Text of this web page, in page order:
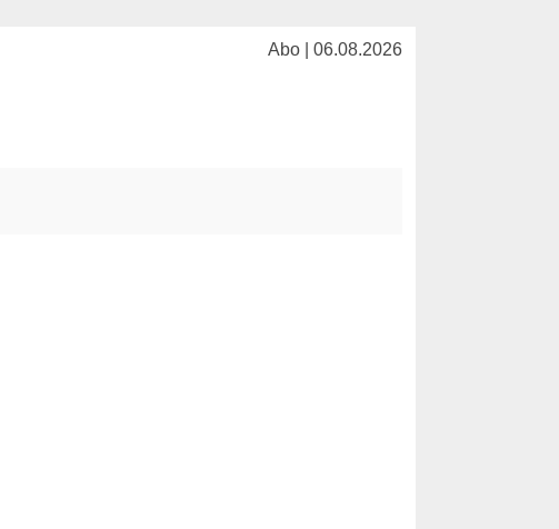
Abo | 06.08.2026